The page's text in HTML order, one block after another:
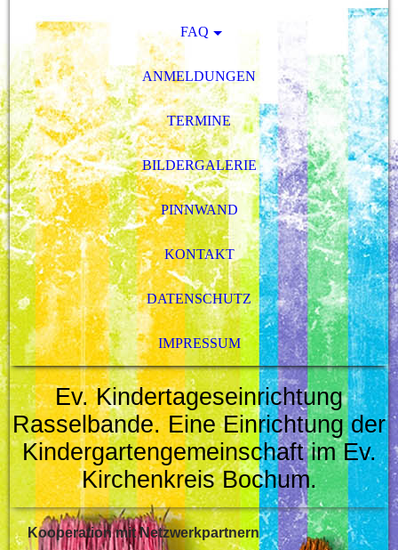
FAQ
ANMELDUNGEN
TERMINE
BILDERGALERIE
PINNWAND
KONTAKT
DATENSCHUTZ
IMPRESSUM
Ev. Kindertageseinrichtung
Rasselbande. Eine Einrichtung der
Kindergartengemeinschaft im Ev.
Kirchenkreis Bochum.
Kooperation mit Netzwerkpartnern